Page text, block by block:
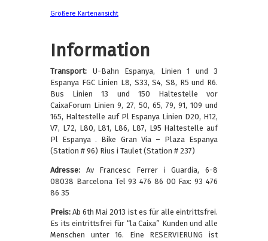
Größere Kartenansicht
Information
Transport: U-Bahn Espanya, Linien 1 und 3
Espanya FGC Linien L8, S33, S4, S8, R5 und R6.
Bus Linien 13 und 150 Haltestelle vor
CaixaForum Linien 9, 27, 50, 65, 79, 91, 109 und
165, Haltestelle auf Pl Espanya Linien D20, H12,
V7, L72, L80, L81, L86, L87, L95 Haltestelle auf
Pl Espanya . Bike Gran Via – Plaza Espanya
(Station # 96) Rius i Taulet (Station # 237)
Adresse: Av Francesc Ferrer i Guardia, 6-8
08038 Barcelona Tel 93 476 86 00 Fax: 93 476
86 35
Preis: Ab 6th Mai 2013 ist es für alle eintrittsfrei.
Es its eintrittsfrei für “la Caixa” Kunden und alle
Menschen unter 16. Eine RESERVIERUNG ist